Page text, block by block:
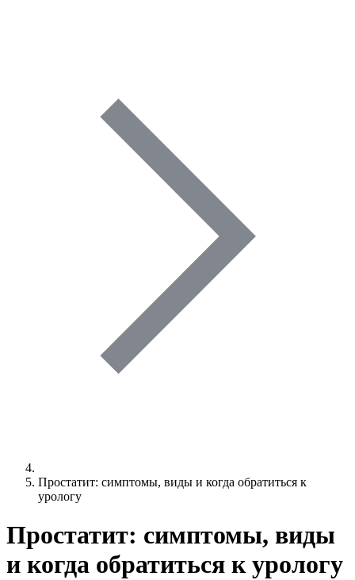
Простатит: симптомы, виды и когда обратиться к
урологу
Простатит: симптомы, виды
и когда обратиться к урологу